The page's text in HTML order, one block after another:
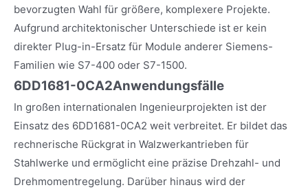
bevorzugten Wahl für größere, komplexere Projekte.
Aufgrund architektonischer Unterschiede ist er kein
direkter Plug-in-Ersatz für Module anderer Siemens-
Familien wie S7-400 oder S7-1500.
6DD1681-0CA2Anwendungsfälle
In großen internationalen Ingenieurprojekten ist der
Einsatz des 6DD1681-0CA2 weit verbreitet. Er bildet das
rechnerische Rückgrat in Walzwerkantrieben für
Stahlwerke und ermöglicht eine präzise Drehzahl- und
Drehmomentregelung. Darüber hinaus wird der